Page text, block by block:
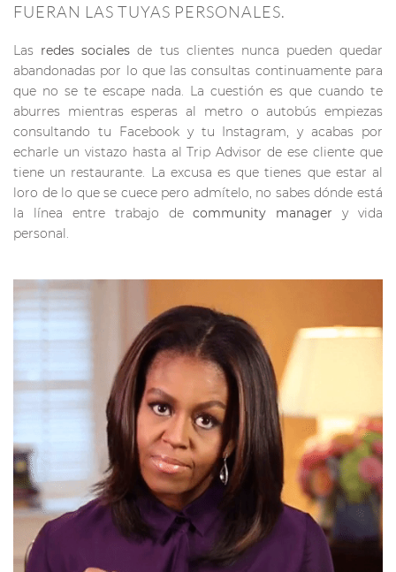
FUERAN LAS TUYAS PERSONALES.
Las redes sociales de tus clientes nunca pueden quedar
abandonadas por lo que las consultas continuamente para
que no se te escape nada. La cuestión es que cuando te
aburres mientras esperas al metro o autobús empiezas
consultando tu Facebook y tu Instagram, y acabas por
echarle un vistazo hasta al Trip Advisor de ese cliente que
tiene un restaurante. La excusa es que tienes que estar al
loro de lo que se cuece pero admítelo, no sabes dónde está
la línea entre trabajo decommunity manager y vida
personal.